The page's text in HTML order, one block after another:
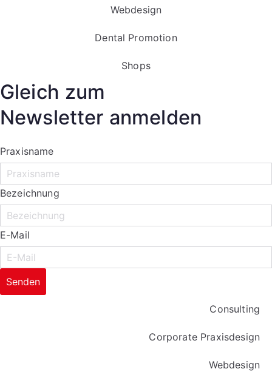
Webdesign
Dental Promotion
Shops
Gleich zum
Newsletter anmelden
Praxisname
Bezeichnung
E-Mail
Senden
Consulting
Corporate Praxisdesign
Webdesign